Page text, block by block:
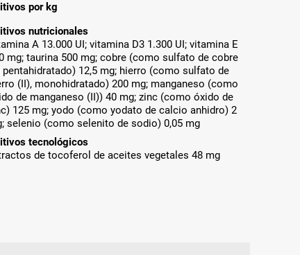
por kg
nutricionales
A 13.000 UI; vitamina D3 1.300 UI; vitamina E
mg; taurina 500 mg; cobre (como sulfato de cobre
pentahidratado) 12,5 mg; hierro (como sulfato de
(II), monohidratado) 200 mg; manganeso (como
de manganeso (II)) 40 mg; zinc (como óxido de
125 mg; yodo (como yodato de calcio anhidro) 2
selenio (como selenito de sodio) 0,05 mg
tecnológicos
de tocoferol de aceites vegetales 48 mg